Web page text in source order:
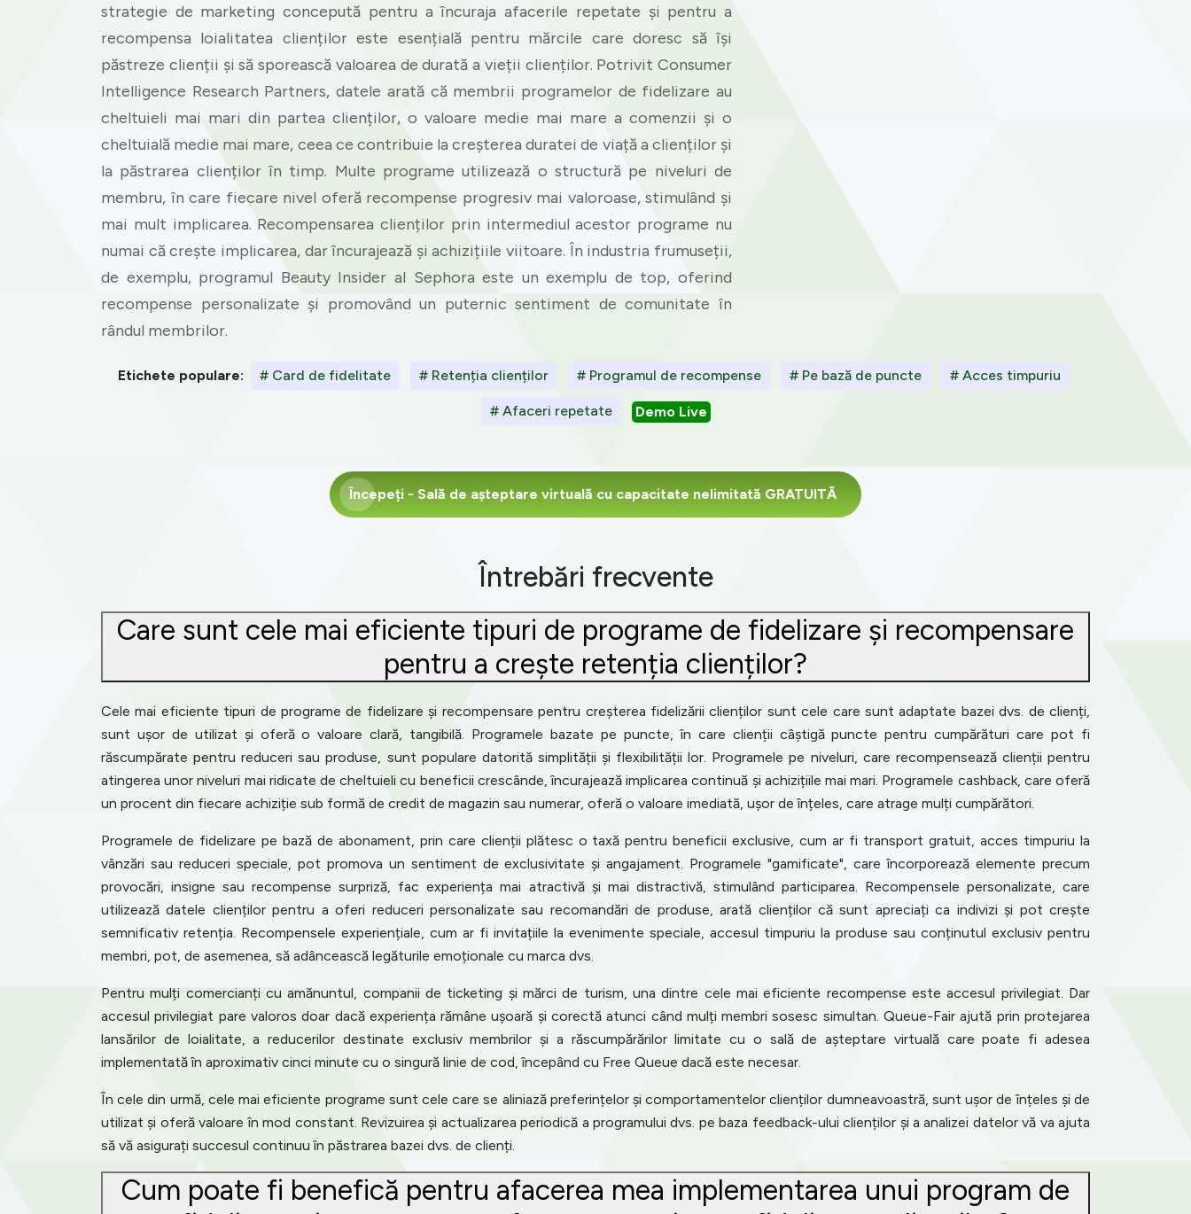
strategie de marketing concepută pentru a încuraja afacerile repetate și pentru a
recompensa loialitatea clienților este esențială pentru mărcile care doresc să își
păstreze clienții și să sporească valoarea de durată a vieții clienților. Potrivit Consumer
Intelligence Research Partners, datele arată că membrii programelor de fidelizare au
cheltuieli mai mari din partea clienților, o valoare medie mai mare a comenzii și o
cheltuială medie mai mare, ceea ce contribuie la creșterea duratei de viață a clienților și
la păstrarea clienților în timp. Multe programe utilizează o structură pe niveluri de
membru, în care fiecare nivel oferă recompense progresiv mai valoroase, stimulând și
mai mult implicarea. Recompensarea clienților prin intermediul acestor programe nu
numai că crește implicarea, dar încurajează și achizițiile viitoare. În industria frumuseții,
de exemplu, programul Beauty Insider al Sephora este un exemplu de top, oferind
recompense personalizate și promovând un puternic sentiment de comunitate în
rândul membrilor.
Etichete populare: # Card de fidelitate # Retenția clienților # Programul de recompense # Pe bază de puncte # Acces timpuriu
# Afaceri repetate Demo Live
Începeți - Sală de așteptare virtuală cu capacitate nelimitată GRATUITĂ
Întrebări frecvente
Care sunt cele mai eficiente tipuri de programe de fidelizare și recompensare
pentru a crește retenția clienților?
Cele mai eficiente tipuri de programe de fidelizare și recompensare pentru creșterea fidelizării clienților sunt cele care sunt adaptate bazei dvs. de clienți,
sunt ușor de utilizat și oferă o valoare clară, tangibilă. Programele bazate pe puncte, în care clienții câștigă puncte pentru cumpărături care pot fi
răscumpărate pentru reduceri sau produse, sunt populare datorită simplității și flexibilității lor. Programele pe niveluri, care recompensează clienții pentru
atingerea unor niveluri mai ridicate de cheltuieli cu beneficii crescânde, încurajează implicarea continuă și achizițiile mai mari. Programele cashback, care oferă
un procent din fiecare achiziție sub formă de credit de magazin sau numerar, oferă o valoare imediată, ușor de înțeles, care atrage mulți cumpărători.
Programele de fidelizare pe bază de abonament, prin care clienții plătesc o taxă pentru beneficii exclusive, cum ar fi transport gratuit, acces timpuriu la
vânzări sau reduceri speciale, pot promova un sentiment de exclusivitate și angajament. Programele "gamificate", care încorporează elemente precum
provocări, insigne sau recompense surpriză, fac experiența mai atractivă și mai distractivă, stimulând participarea. Recompensele personalizate, care
utilizează datele clienților pentru a oferi reduceri personalizate sau recomandări de produse, arată clienților că sunt apreciați ca indivizi și pot crește
semnificativ retenția. Recompensele experiențiale, cum ar fi invitațiile la evenimente speciale, accesul timpuriu la produse sau conținutul exclusiv pentru
membri, pot, de asemenea, să adâncească legăturile emoționale cu marca dvs.
Pentru mulți comercianți cu amănuntul, companii de ticketing și mărci de turism, una dintre cele mai eficiente recompense este accesul privilegiat. Dar
accesul privilegiat pare valoros doar dacă experiența rămâne ușoară și corectă atunci când mulți membri sosesc simultan. Queue-Fair ajută prin protejarea
lansărilor de loialitate, a reducerilor destinate exclusiv membrilor și a răscumpărărilor limitate cu o sală de așteptare virtuală care poate fi adesea
implementată în aproximativ cinci minute cu o singură linie de cod, începând cu Free Queue dacă este necesar.
În cele din urmă, cele mai eficiente programe sunt cele care se aliniază preferințelor și comportamentelor clienților dumneavoastră, sunt ușor de înțeles și de
utilizat și oferă valoare în mod constant. Revizuirea și actualizarea periodică a programului dvs. pe baza feedback-ului clienților și a analizei datelor vă va ajuta
să vă asigurați succesul continuu în păstrarea bazei dvs. de clienți.
Cum poate fi benefică pentru afacerea mea implementarea unui program de